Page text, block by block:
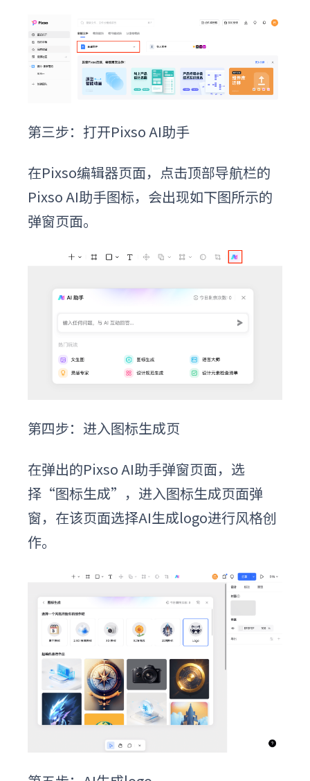
第三步：打开Pixso AI助手
在Pixso编辑器页面，点击顶部导航栏的
Pixso AI助手图标，会出现如下图所示的
弹窗页面。
第四步：进入图标生成页
在弹出的Pixso AI助手弹窗页面，选
择“图标生成”，进入图标生成页面弹
窗，在该页面选择AI生成logo进行风格创
作。